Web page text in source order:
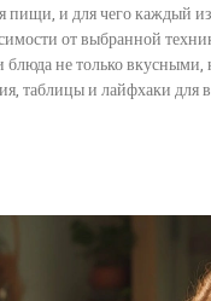
пищи, и для чего каждый
от выбранной
не только
таблицы и лайфхаки для